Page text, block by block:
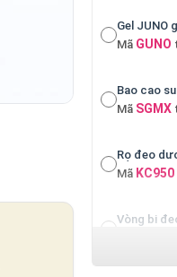
Gel JUNO
Mã GUNO
Bao cao
Mã SGMX
Rọ đeo
Mã KC950
Vòng bi